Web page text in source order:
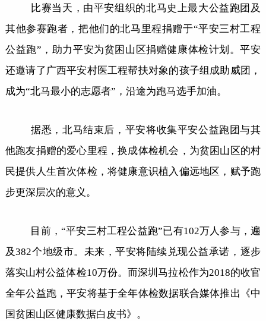
比赛当天，由平安组织的北马史上最大公益跑团及
其他参赛跑者，把他们的北马里程捐赠于“平安三村工程
公益跑”，助力平安为贫困山区捐赠健康体检计划。平安
还邀请了广西平安村医工程帮扶对象的孩子组成助威团，
成为“北马最小的志愿者”，沿途为跑马选手加油。
据悉，北马结束后，平安将收集平安公益跑团与其
他跑友捐赠的爱心里程，换成体检机会，为贫困山区的村
民提供人生首次体检，将健康意识植入偏远地区，赋予跑
步更深层次的意义。
目前，“平安三村工程公益跑”已有102万人参与，遍
及382个地级市。未来，平安将陆续兑现公益承诺，逐步
落实山村公益体检10万份。而深圳马拉松作为2018的收官
全年公益跑，平安将基于全年体检数据联合媒体推出《中
国贫困山区健康数据白皮书》。